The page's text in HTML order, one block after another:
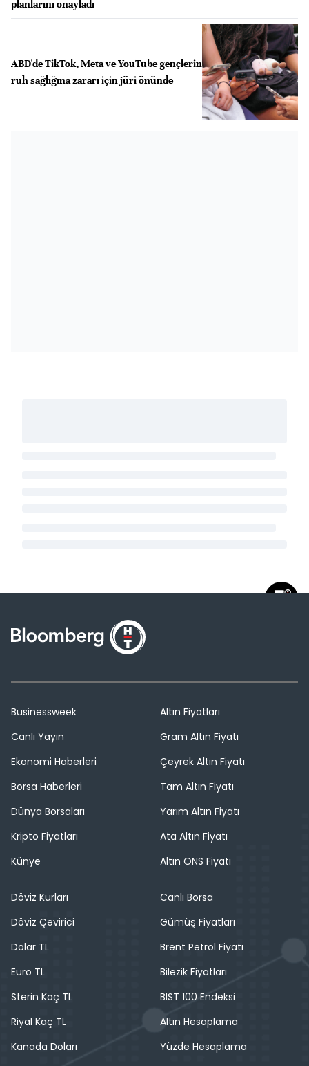
planlarını onayladı
ABD'de TikTok, Meta ve YouTube gençlerin
ruh sağlığına zararı için jüri önünde
Businessweek
Canlı Yayın
Ekonomi Haberleri
Borsa Haberleri
Dünya Borsaları
Kripto Fiyatları
Künye
Altın Fiyatları
Gram Altın Fiyatı
Çeyrek Altın Fiyatı
Tam Altın Fiyatı
Yarım Altın Fiyatı
Ata Altın Fiyatı
Altın ONS Fiyatı
Döviz Kurları
Döviz Çevirici
Dolar TL
Euro TL
Sterin Kaç TL
Riyal Kaç TL
Kanada Doları
Canlı Borsa
Gümüş Fiyatları
Brent Petrol Fiyatı
Bilezik Fiyatları
BIST 100 Endeksi
Altın Hesaplama
Yüzde Hesaplama